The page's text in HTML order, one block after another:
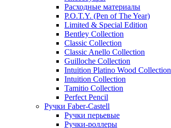
Расходные материалы
P.O.T.Y. (Pen of The Year)
Limited & Special Edition
Bentley Collection
Classic Collection
Classic Anello Collection
Guilloche Collection
Intuition Platino Wood Collection
Intuition Collection
Tamitio Collection
Perfect Pencil
Ручки Faber-Castell
Ручки перьевые
Ручки-роллеры